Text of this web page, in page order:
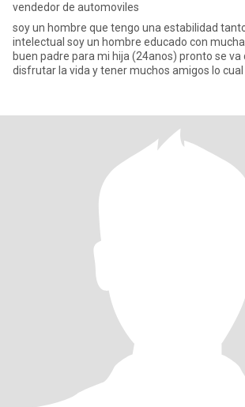
vendedor de automoviles
soy un hombre que tengo una estabilidad
intelectual soy un hombre educado con
buen padre para mi hija (24anos) pronto se va
disfrutar la vida y tener muchos amigos lo